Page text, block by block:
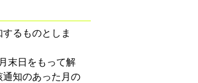
るものとしま
末日をもって解
知のあった月の